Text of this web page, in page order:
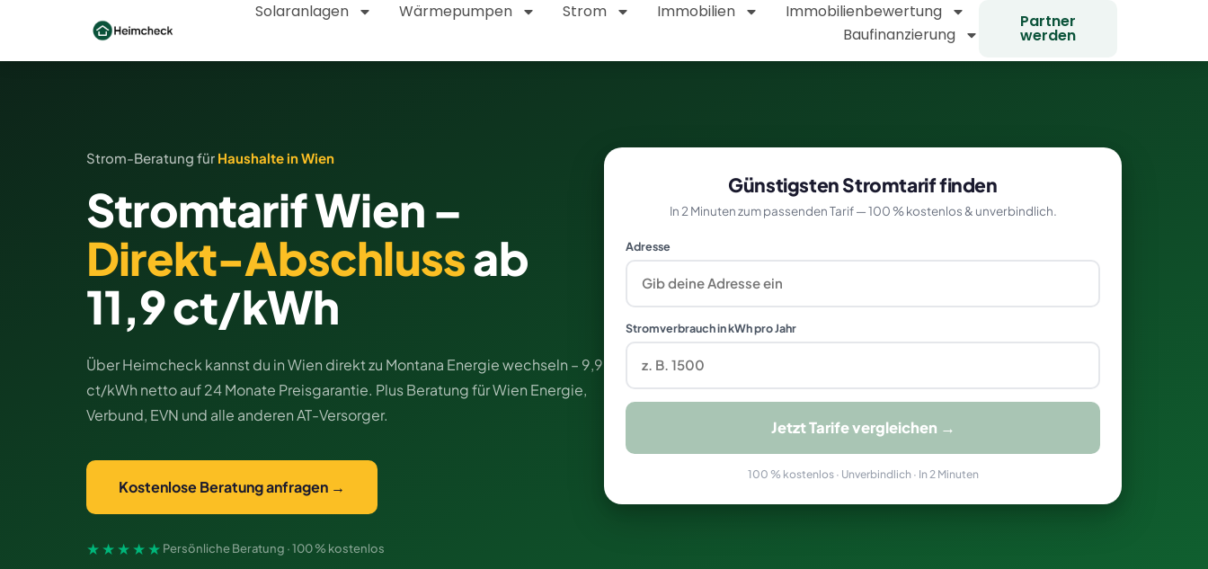
Solaranlagen Wärmepumpen Strom Immobilien
Immobilienbewertung
Baufinanzierung
Partner
werden
Strom-Beratung für Haushalte in Wien
Stromtarif Wien –
Direkt-Abschlussab
11,9 ct/kWh
Über Heimcheck kannst du in Wien direkt zu Montana Energie wechseln – 9,9
ct/kWh netto auf 24 Monate Preisgarantie. Plus Beratung für Wien Energie,
Verbund, EVN und alle anderen AT-Versorger.
Kostenlose Beratung anfragen →
★★★★★ Persönliche Beratung · 100 % kostenlos
Günstigsten Stromtarif finden
In 2 Minuten zum passenden Tarif — 100 % kostenlos & unverbindlich.
Adresse
Stromverbrauch in kWh pro Jahr
Jetzt Tarife vergleichen →
100 % kostenlos · Unverbindlich · In 2 Minuten